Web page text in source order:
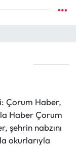
Çorum Haber,
Haber Çorum
şehrin nabzını
okurlarıyla